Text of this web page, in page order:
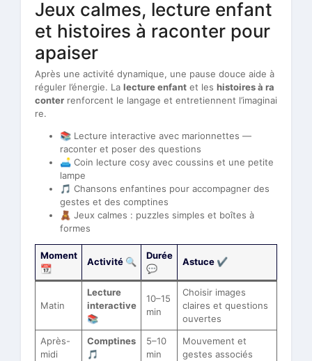
Jeux calmes, lecture enfant
et histoires à raconter pour
apaiser
Après une activité dynamique, une pause douce aide à
réguler l’énergie. La lecture enfant et les histoires à ra
conter renforcent le langage et entretiennent l’imaginai
re.
📚 Lecture interactive avec marionnettes —
raconter et poser des questions
🛋️ Coin lecture cosy avec coussins et une petite
lampe
🎵 Chansons enfantines pour accompagner des
gestes et des comptines
🧸 Jeux calmes : puzzles simples et boîtes à
formes
Moment
📆
Activité 🔍
Durée
💬
Astuce ✔️
Matin
Lecture
interactive
📚
10–15
min
Choisir images
claires et questions
ouvertes
Après-
midi
Comptines
🎵
5–10
min
Mouvement et
gestes associés